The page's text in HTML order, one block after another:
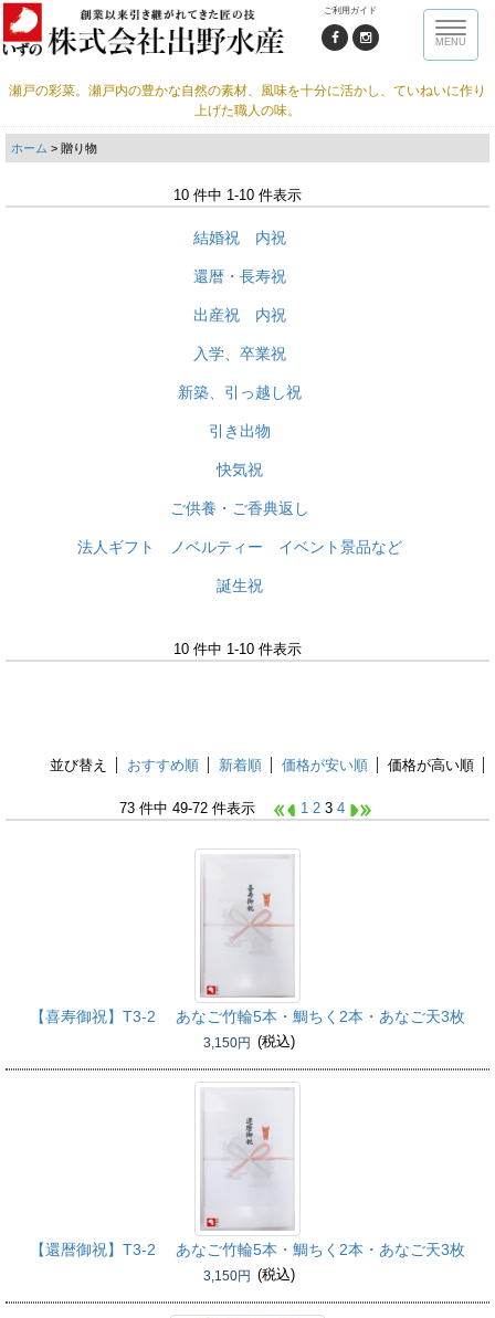
ご利用ガイド
Toggle
MENU
瀬戸の彩菜。瀬戸内の豊かな自然の素材、風味を十分に活かし、ていねいに作り
上げた職人の味。
ホーム > 贈り物
10 件中 1-10 件表示
結婚祝 内祝
還暦・長寿祝
出産祝 内祝
入学、卒業祝
新築、引っ越し祝
引き出物
快気祝
ご供養・ご香典返し
法人ギフト ノベルティー イベント景品など
誕生祝
10 件中 1-10 件表示
並び替え おすすめ順 新着順 価格が安い順 価格が高い順
73 件中 49-72 件表示 1 2 3 4
【喜寿御祝】 T3-2 あなご竹輪5本・鯛ちく2本・あなご天3枚
3,150円 (税込)
【還暦御祝】 T3-2 あなご竹輪5本・鯛ちく2本・あなご天3枚
3,150円 (税込)